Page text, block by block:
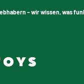
– wir wissen, was